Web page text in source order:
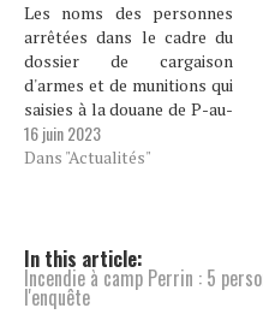
Les noms des personnes
arrêtées dans le cadre du
dossier de cargaison
d'armes et de munitions qui
saisies à la douane de P-au-
P sont connus. Il s'agit de
Sobonnet Michel, Wilbains
dans le pays à l'ordre de
Guerisma ODoine,…
16 juin 2023
Dans "Actualités"
In this article:
Incendie à camp Perrin : 5
l'enquête